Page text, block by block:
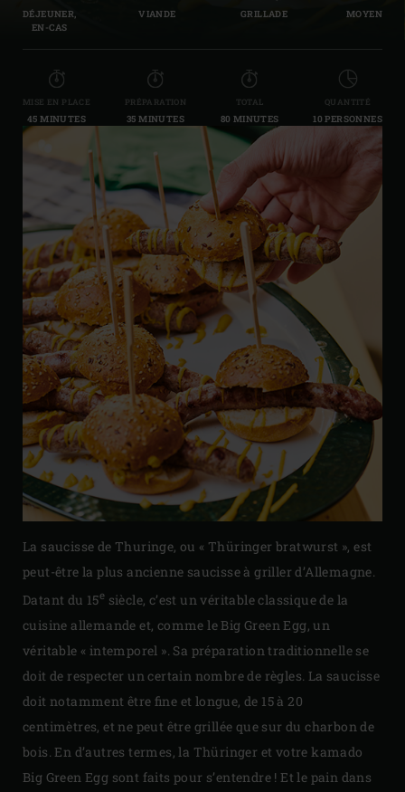
DÉJEUNER,
EN-CAS
VIANDE GRILLADE MOYEN
MISE EN PLACE
45 MINUTES
PRÉPARATION
35 MINUTES
TOTAL
80 MINUTES
QUANTITÉ
10 PERSONNES
La saucisse de Thuringe, ou « Thüringer bratwurst », est
peut-être la plus ancienne saucisse à griller d’Allemagne.
Datant du 15e siècle, c’est un véritable classique de la
cuisine allemande et, comme le Big Green Egg, un
véritable « intemporel ». Sa préparation traditionnelle se
doit de respecter un certain nombre de règles. La saucisse
doit notamment être fine et longue, de 15 à 20
centimètres, et ne peut être grillée que sur du charbon de
bois. En d’autres termes, la Thüringer et votre kamado
Big Green Egg sont faits pour s’entendre ! Et le pain dans